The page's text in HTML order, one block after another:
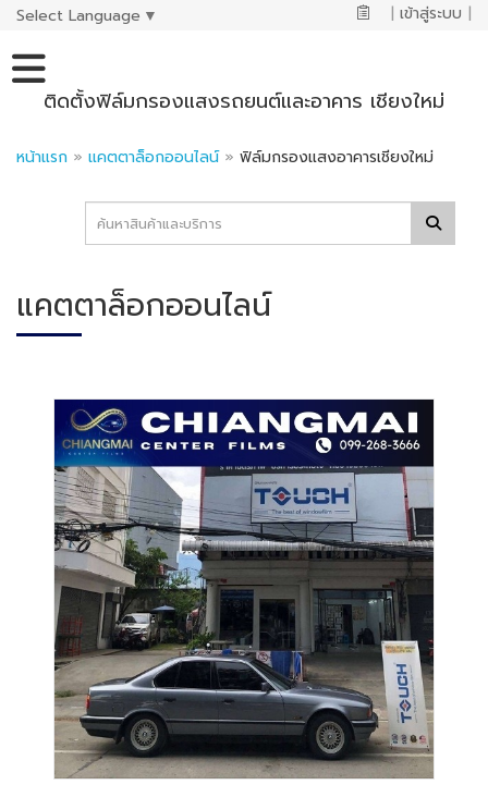
Select Language ▼ | เข้าสู่ระบบ |
ติดตั้งฟิล์มกรองแสงรถยนต์และอาคาร เชียงใหม่
หน้าแรก » แคตตาล็อกออนไลน์ » ฟิล์มกรองแสงอาคารเชียงใหม่
แคตตาล็อกออนไลน์